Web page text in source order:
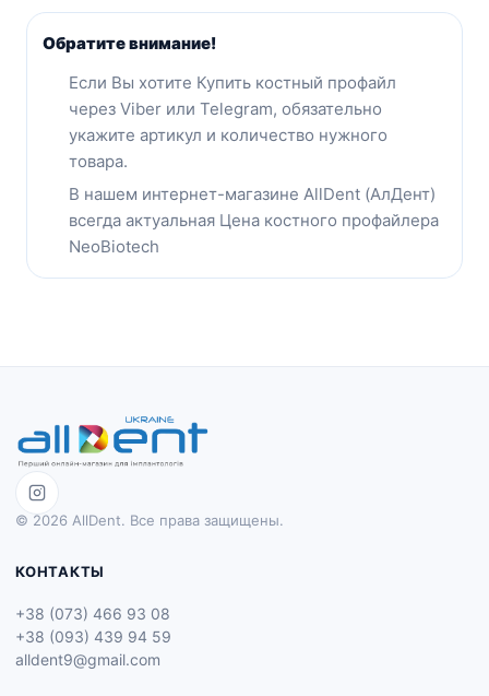
Обратите внимание!
Eсли Вы хотите Купить костный профайл
через Viber или Telegram, обязательно
укажите артикул и количество нужного
товара.
В нашем интернет-магазине AllDent (АлДент)
всегда актуальная Цена костного профайлера
NeoBiotech
© 2026 AllDent. Все права защищены.
КОНТАКТЫ
+38 (073) 466 93 08
+38 (093) 439 94 59
alldent9@gmail.com